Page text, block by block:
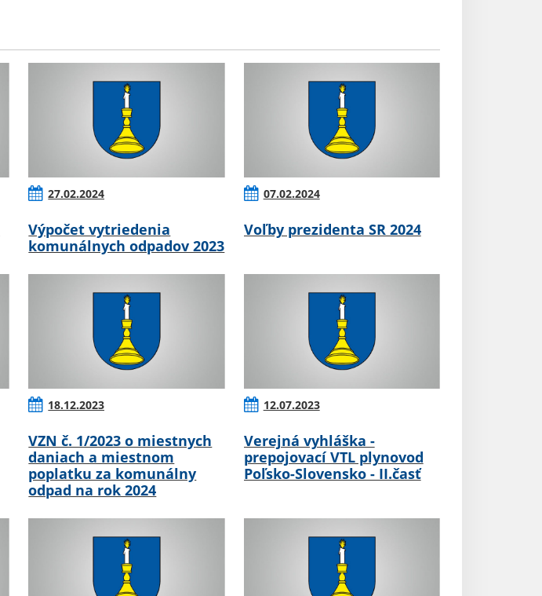
27.02.2024
Výpočet vytriedenia
komunálnych odpadov 2023
07.02.2024
Voľby prezidenta SR 2024
18.12.2023
VZN č. 1/2023 o miestnych
daniach a miestnom
poplatku za komunálny
odpad na rok 2024
12.07.2023
Verejná vyhláška -
prepojovací VTL plynovod
Poľsko-Slovensko - II.časť